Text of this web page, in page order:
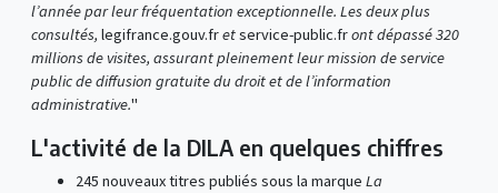
l’année par leur fréquentation exceptionnelle. Les deux plus
consultés, legifrance.gouv.fretservice-public.front dépassé 320
millions de visites, assurant pleinement leur mission de service
public de diffusion gratuite du droit et de l’information
administrative."
L'activité de la DILA en quelques chiffres
245 nouveaux titres publiés sous la marque La